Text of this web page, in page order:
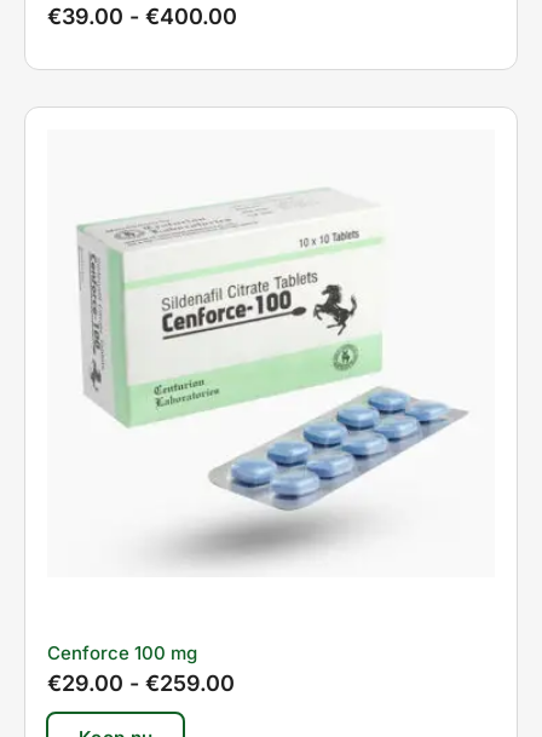
€39.00 - €400.00
Cenforce 100 mg
€29.00 - €259.00